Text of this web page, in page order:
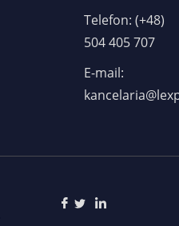
Telefon: (+48)
504 405 707
E-mail: